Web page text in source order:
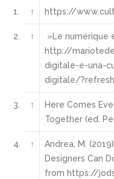
1. ↑ https://
2. ↑
»Le numérique
http://
digitale-e-una-
digitale/
3. ↑
Here Comes
Together (ed.
4. ↑
Andrea, M.
Designers Can
from https://